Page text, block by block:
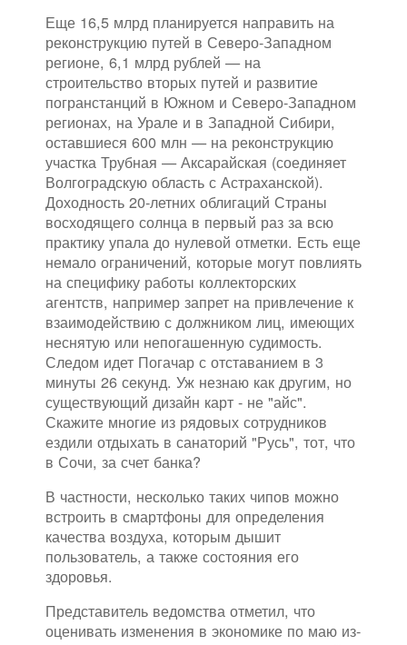
Еще 16,5 млрд планируется направить на
реконструкцию путей в Северо-Западном
регионе, 6,1 млрд рублей — на
строительство вторых путей и развитие
погранстанций в Южном и Северо-Западном
регионах, на Урале и в Западной Сибири,
оставшиеся 600 млн — на реконструкцию
участка Трубная — Аксарайская (соединяет
Волгоградскую область с Астраханской).
Доходность 20-летних облигаций Страны
восходящего солнца в первый раз за всю
практику упала до нулевой отметки. Есть еще
немало ограничений, которые могут повлиять
на специфику работы коллекторских
агентств, например запрет на привлечение к
взаимодействию с должником лиц, имеющих
неснятую или непогашенную судимость.
Следом идет Погачар с отставанием в 3
минуты 26 секунд. Уж незнаю как другим, но
существующий дизайн карт - не "айс".
Скажите многие из рядовых сотрудников
ездили отдыхать в санаторий "Русь", тот, что
в Сочи, за счет банка?
В частности, несколько таких чипов можно
встроить в смартфоны для определения
качества воздуха, которым дышит
пользователь, а также состояния его
здоровья.
Представитель ведомства отметил, что
оценивать изменения в экономике по маю из-